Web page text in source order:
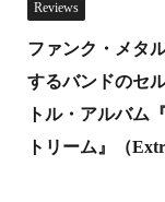
Reviews
ファンク・メタ
するバンドのセ
トル・アルバム
トリーム』（